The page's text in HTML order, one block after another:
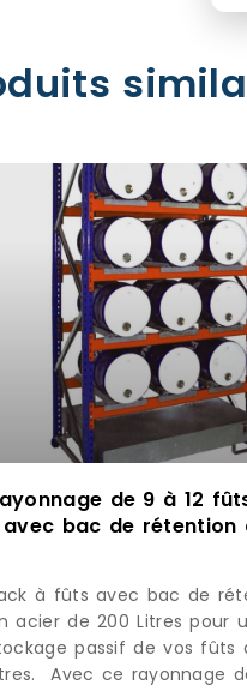
de 9 à 12
avec bac de rétention
à fûts avec bac de
acier de 200 Litres pour
passif de vos fûts
Avec ce rayonnage